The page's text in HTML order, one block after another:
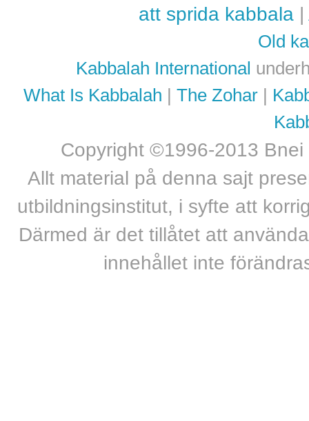
att sprida kabbala |
Old
Kabbalah International
What Is Kabbalah |The Zohar |
Copyright ©1996-2013
Allt material på denna sajt
utbildningsinstitut, i syfte att
Därmed är det tillåtet att
innehållet inte